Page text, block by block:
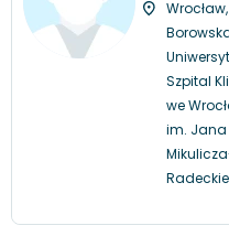
Szpital
we
im. Jana